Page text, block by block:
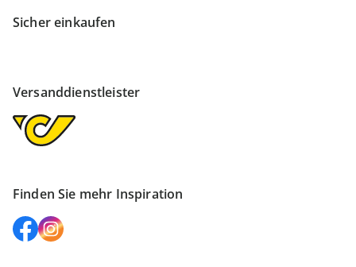
Sicher einkaufen
Versanddienstleister
Finden Sie mehr Inspiration